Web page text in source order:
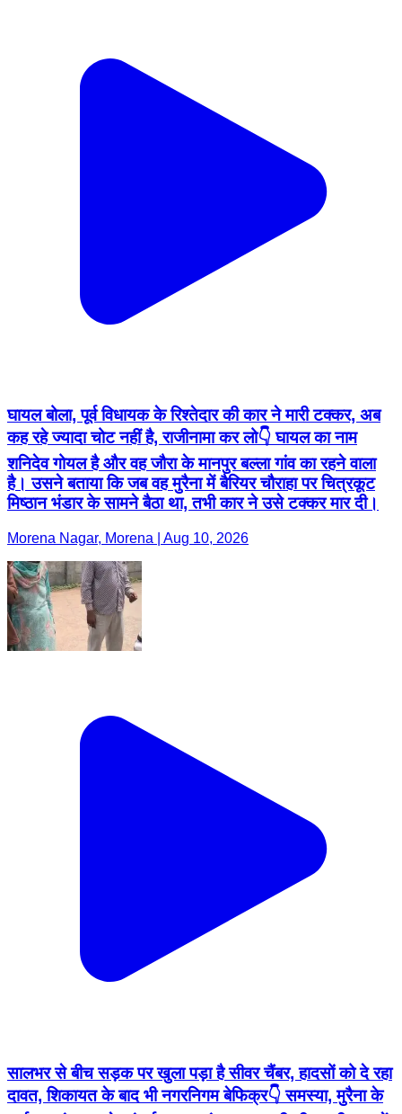
घायल बोला, पूर्व विधायक के रिश्तेदार की कार ने मारी टक्कर, अब
कह रहे ज्यादा चोट नहीं है, राजीनामा कर लो👇 घायल का नाम
शनिदेव गोयल है और वह जौरा के मानपुर बल्ला गांव का रहने वाला
है। उसने बताया कि जब वह मुरैना में बैरियर चौराहा पर चित्रकूट
मिष्ठान भंडार के सामने बैठा था, तभी कार ने उसे टक्कर मार दी।
Morena Nagar, Morena | Aug 10, 2026
सालभर से बीच सड़क पर खुला पड़ा है सीवर चैंबर, हादसों को दे रहा
दावत, शिकायत के बाद भी नगरनिगम बेफिक्र👇 समस्या, मुरैना के